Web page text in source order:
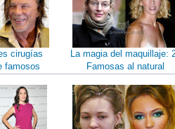
cirugías
famosos
La magia del maquillaje:
Famosas al natural